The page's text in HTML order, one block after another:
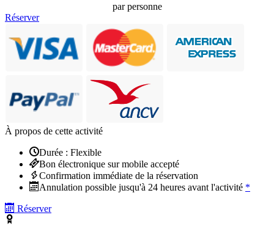
par personne
Réserver
À propos de cette activité
Durée : Flexible
Bon électronique sur mobile accepté
Confirmation immédiate de la réservation
Annulation possible jusqu'à 24 heures avant l'activité *
Réserver